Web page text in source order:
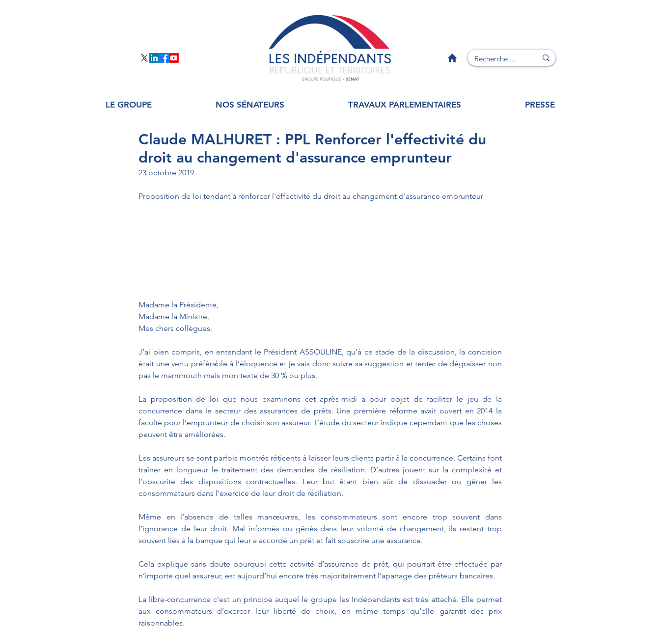
LE GROUPE NOS SÉNATEURS TRAVAUX PARLEMENTAIRES PRESSE
Claude MALHURET : PPL Renforcer l'effectivité du
droit au changement d'assurance emprunteur
23 octobre 2019
Proposition de loi tendant à renforcer l'effectivité du droit au changement d'assurance emprunteur
Madame la Présidente,
Madame la Ministre,
Mes chers collègues,
J’ai bien compris, en entendant le Président ASSOULINE, qu’à ce stade de la discussion, la concision
était une vertu préférable à l’éloquence et je vais donc suivre sa suggestion et tenter de dégraisser non
pas le mammouth mais mon texte de 30 % ou plus.
La proposition de loi que nous examinons cet après-midi a pour objet de faciliter le jeu de la
concurrence dans le secteur des assurances de prêts. Une première réforme avait ouvert en 2014 la
faculté pour l’emprunteur de choisir son assureur. L’étude du secteur indique cependant que les choses
peuvent être améliorées.
Les assureurs se sont parfois montrés réticents à laisser leurs clients partir à la concurrence. Certains font
traîner en longueur le traitement des demandes de résiliation. D’autres jouent sur la complexité et
l’obscurité des dispositions contractuelles. Leur but étant bien sûr de dissuader ou gêner les
consommateurs dans l’exercice de leur droit de résiliation.
Même en l’absence de telles manœuvres, les consommateurs sont encore trop souvent dans
l’ignorance de leur droit. Mal informés ou gênés dans leur volonté de changement, ils restent trop
souvent liés à la banque qui leur a accordé un prêt et fait souscrire une assurance.
Cela explique sans doute pourquoi cette activité d’assurance de prêt, qui pourrait être effectuée par
n’importe quel assureur, est aujourd’hui encore très majoritairement l’apanage des prêteurs bancaires.
La libre-concurrence c’est un principe auquel le groupe les Indépendants est très attaché. Elle permet
aux consommateurs d’exercer leur liberté de choix, en même temps qu’elle garantit des prix
raisonnables.